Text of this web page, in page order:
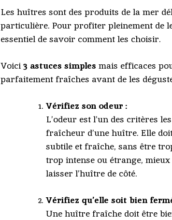
Les huîtres sont des produits de la mer
particulière. Pour profiter pleinement de
essentiel de savoir comment les choisir.
Voici 3 astuces simples mais efficaces
parfaitement fraîches avant de les
Vérifiez son odeur :
L’odeur est l’un des critères
fraîcheur d’une huître. Elle
subtile et fraîche, sans être
trop intense ou étrange,
laisser l’huître de côté.
Vérifiez qu’elle soit bien
Une huître fraîche doit être